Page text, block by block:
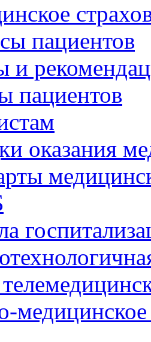
пациентов
и
пациентов
оказания